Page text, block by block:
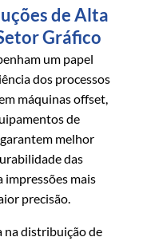
de Alta
Gráfico
um papel
dos processos
máquinas offset,
de
melhor
das
mais
precisão.
na distribuição de